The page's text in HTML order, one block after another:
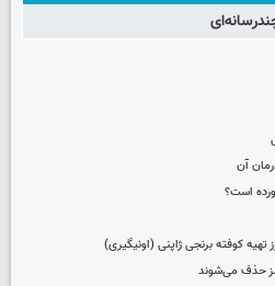
آن
است؟
کوفته برنجی ژاپنی (اونیگیری)
حذف می‌شوند